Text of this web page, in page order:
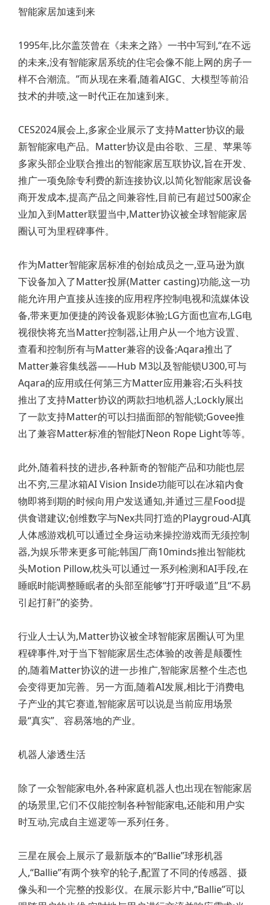
智能家居加速到来
1995年,比尔盖茨曾在《未来之路》一书中写到,“在不远
的未来,没有智能家居系统的住宅会像不能上网的房子一
样不合潮流。”而从现在来看,随着AIGC、大模型等前沿
技术的井喷,这一时代正在加速到来。
CES2024展会上,多家企业展示了支持Matter协议的最
新智能家电产品。Matter协议是由谷歌、三星、苹果等
多家头部企业联合推出的智能家居互联协议,旨在开发、
推广一项免除专利费的新连接协议,以简化智能家居设备
商开发成本,提高产品之间兼容性,目前已有超过500家企
业加入到Matter联盟当中,Matter协议被全球智能家居
圈认可为里程碑事件。
作为Matter智能家居标准的创始成员之一,亚马逊为旗
下设备加入了Matter投屏(Matter casting)功能,这一功
能允许用户直接从连接的应用程序控制电视和流媒体设
备,带来更加便捷的跨设备观影体验;LG方面也宣布,LG电
视很快将充当Matter控制器,让用户从一个地方设置、
查看和控制所有与Matter兼容的设备;Aqara推出了
Matter兼容集线器——Hub M3以及智能锁U300,可与
Aqara的应用或任何第三方Matter应用兼容;石头科技
推出了支持Matter协议的两款扫地机器人;Lockly展出
了一款支持Matter的可以扫描面部的智能锁;Govee推
出了兼容Matter标准的智能灯Neon Rope Light等等。
此外,随着科技的进步,各种新奇的智能产品和功能也层
出不穷,三星冰箱AI Vision Inside功能可以在冰箱内食
物即将到期的时候向用户发送通知,并通过三星Food提
供食谱建议;创维数字与Nex共同打造的Playgroud-AI真
人体感游戏机可以通过全身运动来操控游戏而无须控制
器,为娱乐带来更多可能;韩国厂商10minds推出智能枕
头Motion Pillow,枕头可以通过一系列检测和AI手段,在
睡眠时能调整睡眠者的头部至能够“打开呼吸道”且“不易
引起打鼾”的姿势。
行业人士认为,Matter协议被全球智能家居圈认可为里
程碑事件,对于当下智能家居生态体验的改善是颠覆性
的,随着Matter协议的进一步推广,智能家居整个生态也
会变得更加完善。另一方面,随着AI发展,相比于消费电
子产业的其它赛道,智能家居可以说是当前应用场景
最“真实”、容易落地的产业。
机器人渗透生活
除了一众智能家电外,各种家庭机器人也出现在智能家居
的场景里,它们不仅能控制各种智能家电,还能和用户实
时互动,完成自主巡逻等一系列任务。
三星在展会上展示了最新版本的“Ballie”球形机器
人,“Ballie”有两个狭窄的轮子,配置了不同的传感器、摄
像头和一个完整的投影仪。在展示影片中,“Ballie”可以